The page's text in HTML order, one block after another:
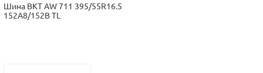
Шина BKT AW 711 395/55R16.5
152A8/152B TL